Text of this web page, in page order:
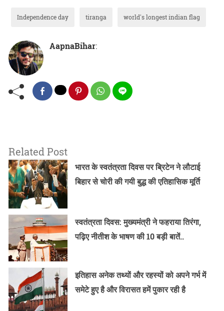
Independence day tiranga world's longest indian flag
AapnaBihar:
Related Post
भारत के स्वतंत्रता दिवस पर ब्रिटेन ने लौटाई
बिहार से चोरी की गयी बुद्ध की एतिहासिक मूर्ति
स्वतंत्रता दिवस: मुख्यमंत्री ने फहराया तिरंगा,
पढ़िए नीतीश के भाषण की 10 बड़ी बातें..
इतिहास अनेक तथ्यों और रहस्यों को अपने गर्भ में
समेटे हुए है और विरासत हमें पुकार रही है